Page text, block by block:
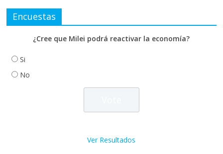
Encuestas
¿Cree que Milei podrá reactivar la economía?
Si
No
Ver Resultados